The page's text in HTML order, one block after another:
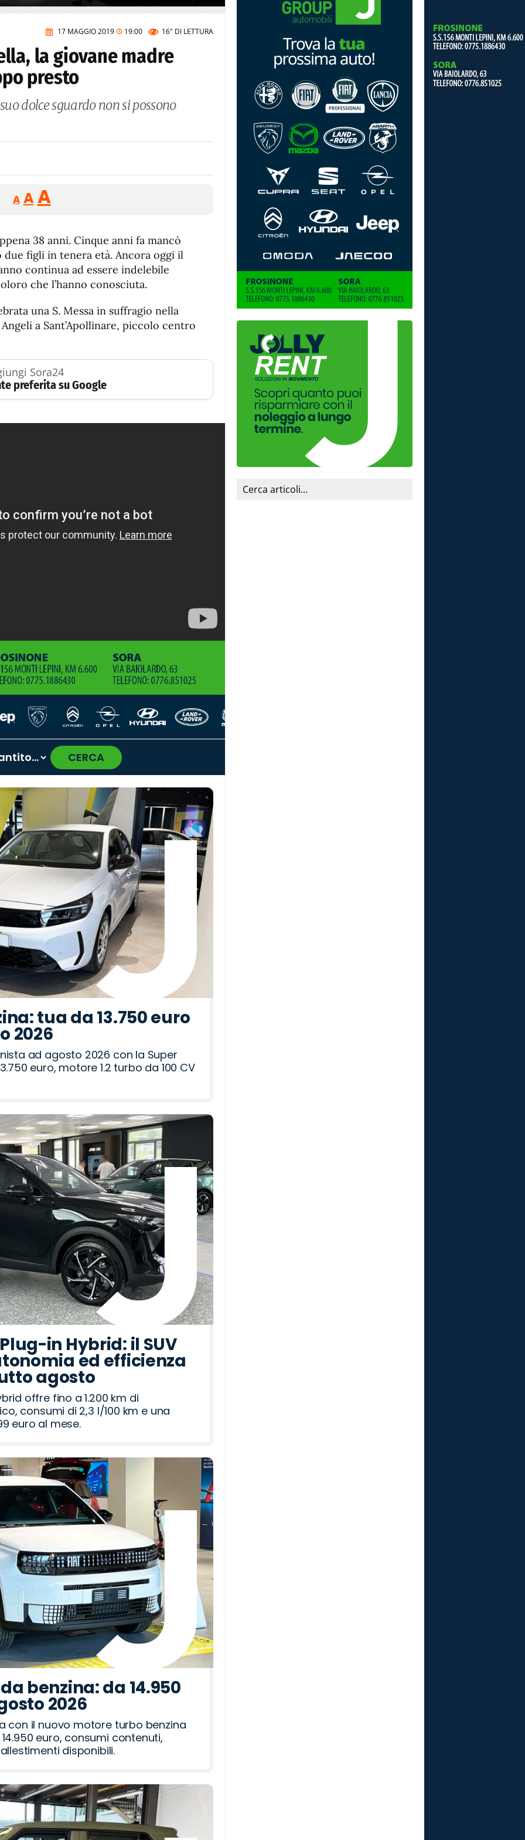
17 MAGGIO 2019 19:00 16" DI LETTURA
la giovane madre
presto
dolce sguardo non si possono
A
Reducir
tamaño
A Restablecer
tamaño
de
fuente
AAumentar
de
fuente.
38 anni. Cinque anni fa mancò
due figli in tenera età. Ancora oggi il
continua ad essere indelebile
che l’hanno conosciuta.
una S. Messa in suffragio nella
a Sant’Apollinare, piccolo centro
Sora24
preferita su Google
CERCA
›
tua da 13.750 euro
2026
ad agosto 2026 con la Super
euro, motore 1.2 turbo da 100 CV
in Hybrid: il SUV
ed efficienza
agosto
offre fino a 1.200 km di
consumi di 2,3 l/100 km e una
euro al mese.
benzina: da 14.950
2026
con il nuovo motore turbo benzina
euro, consumi contenuti,
disponibili.